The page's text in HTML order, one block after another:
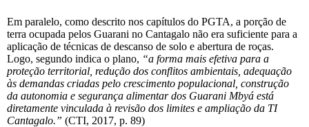
Em paralelo, como descrito nos capítulos do PGTA, a porção de
terra ocupada pelos Guarani no Cantagalo não era suficiente para a
aplicação de técnicas de descanso de solo e abertura de roças.
Logo, segundo indica o plano, “a forma mais efetiva para a
proteção territorial, redução dos conflitos ambientais, adequação
às demandas criadas pelo crescimento populacional, construção
da autonomia e segurança alimentar dos Guarani Mbyá está
diretamente vinculada à revisão dos limites e ampliação da TI
Cantagalo.” (CTI, 2017, p. 89)